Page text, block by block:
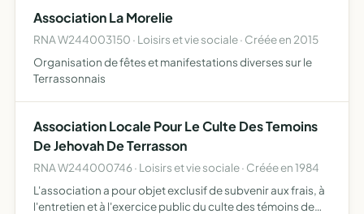
Association La Morelie
RNA W244003150 · Loisirs et vie sociale · Créée en 2015
Organisation de fêtes et manifestations diverses sur le
Terrassonnais
Association Locale Pour Le Culte Des Temoins
De Jehovah De Terrasson
RNA W244000746 · Loisirs et vie sociale · Créée en 1984
L'association a pour objet exclusif de subvenir aux frais, à
l'entretien et à l'exercice public du culte des témoins de